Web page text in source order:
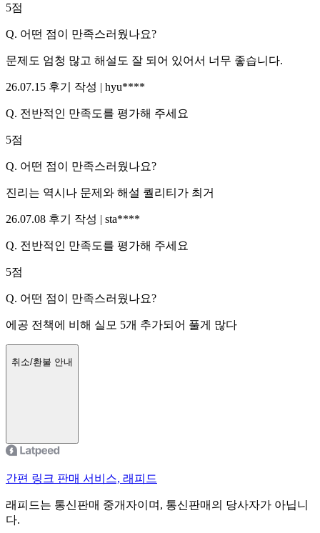
5점
Q. 어떤 점이 만족스러웠나요?
문제도 엄청 많고 해설도 잘 되어 있어서 너무 좋습니다.
26.07.15 후기 작성 | hyu****
Q. 전반적인 만족도를 평가해 주세요
5점
Q. 어떤 점이 만족스러웠나요?
진리는 역시나 문제와 해설 퀄리티가 최거
26.07.08 후기 작성 | sta****
Q. 전반적인 만족도를 평가해 주세요
5점
Q. 어떤 점이 만족스러웠나요?
에공 전책에 비해 실모 5개 추가되어 풀게 많다
취소/환불 안내
간편 링크 판매 서비스, 래피드
래피드는 통신판매 중개자이며, 통신판매의 당사자가 아닙니
다.